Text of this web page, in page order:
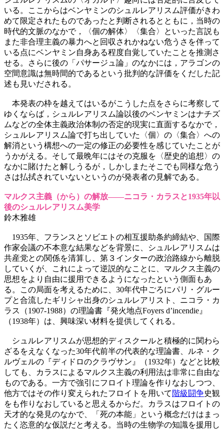
いる。ここからはベンヤミンのシュルレアリスム評価がきわ
めて限定されたものであったと判断されるとともに，当時の
時代的文脈のなかで，〈個の解体〉〈集合〉といった言説も
また非合理主義の暴力へと回収されかねない危うさを伴って
いる点にベンヤミン自身ある程度自覚していたことを推測さ
せる。さらに後の「パサージュ論」のなかには，アラゴンの
空間意識は無時間的であるという批判的な評価をくだした記
述も見いだされる。
本発表の枠を越えてはいるがこうした点をさらに考察して
ゆくならば，シュルレアリスム論以後のベンヤミンはナチズ
ムなどの全体主義政治体制の否定的現実に直面するなかで，
シュルレアリスム論で打ち出していた〈個〉の〈集合〉への
解消という構想への一定の修正の必要性を感じていたことが
うかがえる。そして最晩年にはその克服を〈歴史的追想〉の
なかに賭けたと解しうるが，しかしまたそこでも同様な危う
さは払拭されていないというのが発表者の見解である。
マルクス主義（から）の解放――ニコラ・カラスと1935年以
後のシュルレアリスム美学
鈴木雅雄
1935年、フランスとソビエトの相互援助条約締結や、国際
作家会議の不本意な結果などを背景に、シュルレアリスムは
共産党との関係を清算し、第３インターの政治路線から離脱
していくが、これによって逆説的なことに、マルクス主義の
思想をより自由に援用できるようになったという側面もあ
る。この局面を考えるために、30年代中ごろにパリ・グルー
プと合流したギリシャ出身のシュルレアリスト、ニコラ・カ
ラス（1907-1988）の理論書『発火地点Foyers d’incendie』
（1938年）は、興味深い材料を提供してくれる。
シュルレアリスムが思想的ディスクールと積極的に関わら
ざるをえなくなった30年代前半の代表的な理論書、ルネ・ク
ルヴェルの『ディドロのクラヴサン』（1932年）などと比較
しても、カラスによるマルクス主義の利用法は非常に自由な
ものである。一方で強引にフロイト理論を作りなおしつつ、
他方ではその作り変えられたフロイトを用いて 階級闘争史観
をも作りなおしていると思えるからだ。カラスはフロイトの
天才的な発見のなかで、「死の本能」という概念だけはまっ
たく恣意的な仮説だと考える。当時の生物学の知識を援用し